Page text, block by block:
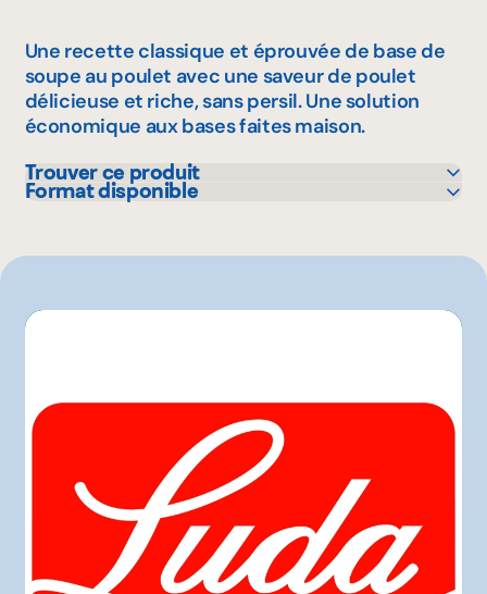
Une recette classique et éprouvée de base de
soupe au poulet avec une saveur de poulet
délicieuse et riche, sans persil. Une solution
économique aux bases faites maison.
Trouver ce produit
Sysco
Format disponible